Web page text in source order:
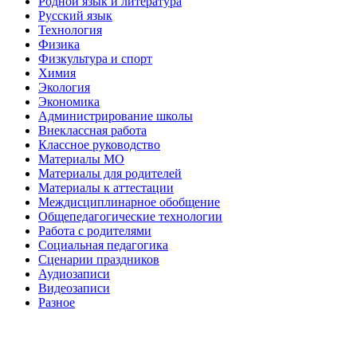
Русский язык
Технология
Физика
Физкультура и спорт
Химия
Экология
Экономика
Администрирование школы
Внеклассная работа
Классное руководство
Материалы МО
Материалы для родителей
Материалы к аттестации
Междисциплинарное обобщение
Общепедагогические технологии
Работа с родителями
Социальная педагогика
Сценарии праздников
Аудиозаписи
Видеозаписи
Разное